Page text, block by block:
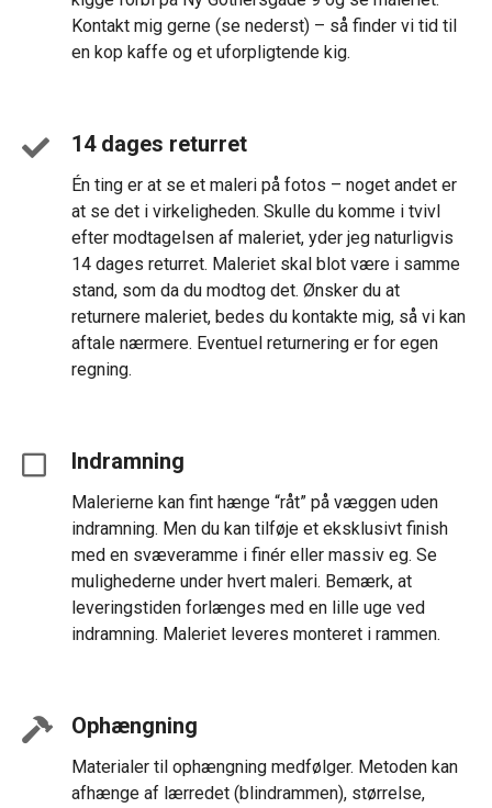
Kontakt mig gerne (se nederst) – så finder vi tid til
en kop kaffe og et uforpligtende kig.
14 dages returret
Én ting er at se et maleri på fotos – noget andet er
at se det i virkeligheden. Skulle du komme i tvivl
efter modtagelsen af maleriet, yder jeg naturligvis
14 dages returret. Maleriet skal blot være i samme
stand, som da du modtog det. Ønsker du at
returnere maleriet, bedes du kontakte mig, så vi kan
aftale nærmere. Eventuel returnering er for egen
regning.
Indramning
Malerierne kan fint hænge “råt” på væggen uden
indramning. Men du kan tilføje et eksklusivt finish
med en svæveramme i finér eller massiv eg. Se
mulighederne under hvert maleri. Bemærk, at
leveringstiden forlænges med en lille uge ved
indramning. Maleriet leveres monteret i rammen.
Ophængning
Materialer til ophængning medfølger. Metoden kan
afhænge af lærredet (blindrammen), størrelse,